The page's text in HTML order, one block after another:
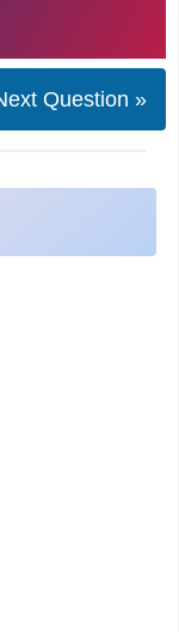
Question »